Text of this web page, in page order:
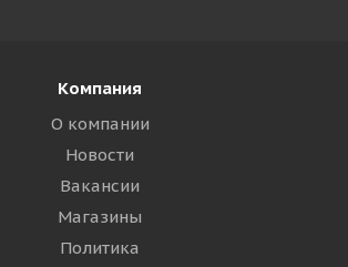
Компания
О компании
Новости
Вакансии
Магазины
Политика